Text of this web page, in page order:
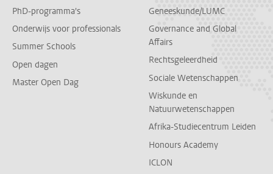
PhD-programma's
Onderwijs voor professionals
Summer Schools
Open dagen
Master Open Dag
Geneeskunde/LUMC
Governance and Global
Affairs
Rechtsgeleerdheid
Sociale Wetenschappen
Wiskunde en
Natuurwetenschappen
Afrika-Studiecentrum Leiden
Honours Academy
ICLON